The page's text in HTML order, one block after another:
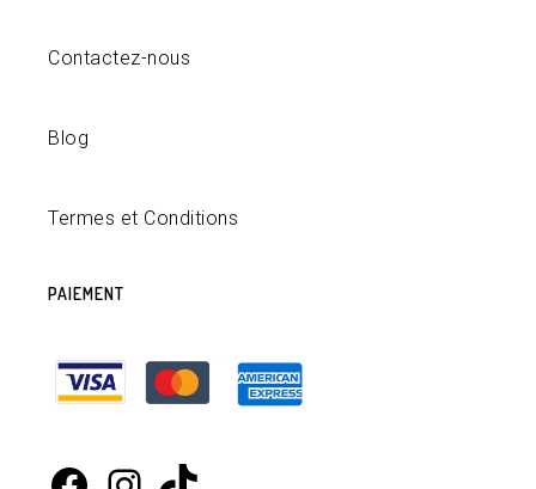
Contactez-nous
Blog
Termes et Conditions
PAIEMENT